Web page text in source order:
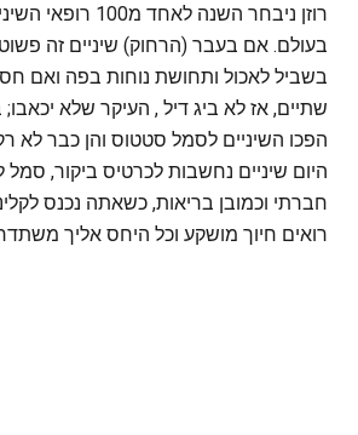
רוזן ניבחר השנה לאחד
בעולם. אם בעבר (הרחוק) שיניים זה
בשביל לאכול ותחושת נוחות בפה ואם
שתיים, אז לא ביג דיל , העיקר שלא
הפכו השיניים לסמל סטטוס והן כבר לא
היום שיניים נחשבות לכרטיס ביקור,
חברתי וכמובן בריאות, כשאתה נכנס
רואים חיוך מושקע וכל היחס אליך